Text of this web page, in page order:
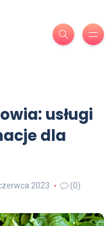
usługi
dla
2023 (0)